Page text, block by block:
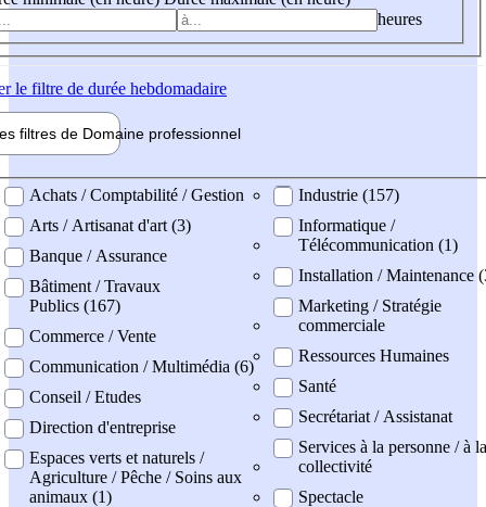
heures
le filtre de durée hebdomadaire
filtres de Domaine professionnel
professionel
Achats / Comptabilité / Gestion
Arts / Artisanat d'art (3)
Banque / Assurance
Bâtiment / Travaux
Publics (167)
Commerce / Vente
Communication / Multimédia (6)
Conseil / Etudes
Direction d'entreprise
Espaces verts et naturels /
Agriculture / Pêche / Soins aux
animaux (1)
Industrie (157)
Informatique /
Télécommunication (1)
Installation / Maintenance
Marketing / Stratégie
commerciale
Ressources Humaines
Santé
Secrétariat / Assistanat
Services à la personne / à la
collectivité
Spectacle